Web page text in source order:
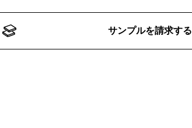
サンプルを請求する